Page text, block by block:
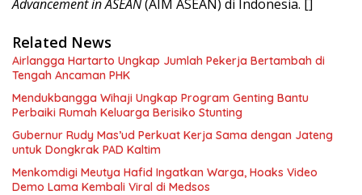
Advancement in ASEAN(AIM ASEAN) di Indonesia. []
Related News
Airlangga Hartarto Ungkap Jumlah Pekerja Bertambah di
Tengah Ancaman PHK
Mendukbangga Wihaji Ungkap Program Genting Bantu
Perbaiki Rumah Keluarga Berisiko Stunting
Gubernur Rudy Mas’ud Perkuat Kerja Sama dengan Jateng
untuk Dongkrak PAD Kaltim
Menkomdigi Meutya Hafid Ingatkan Warga, Hoaks Video
Demo Lama Kembali Viral di Medsos